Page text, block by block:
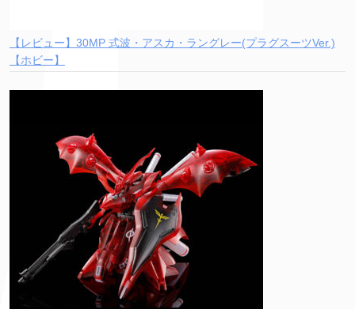
【レビュー】30MP 式波・アスカ・ラングレー(プラグスーツVer.)
【ホビー】